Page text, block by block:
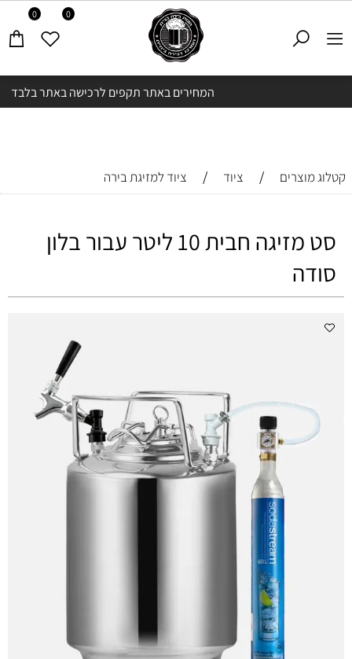
המחירים באתר תקפים לרכישה באתר בלבד
0 0
קטלוג מוצרים / ציוד / ציוד למזיגת בירה
סט מזיגה חבית 10 ליטר עבור בלון
סודה